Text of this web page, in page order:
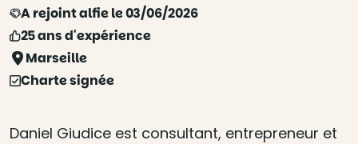
A rejoint alfie le 03/06/2026
25 ans d'expérience
Marseille
Charte signée
Daniel Giudice est consultant, entrepreneur et